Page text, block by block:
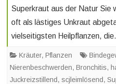
Superkraut aus der Natur Sie
oft als lästiges Unkraut
vielseitigsten Heilpflanzen,
Kräuter, Pflanzen
Nierenbeschwerden, Bronchitis,
Juckreizstillend, scjleimlösend,